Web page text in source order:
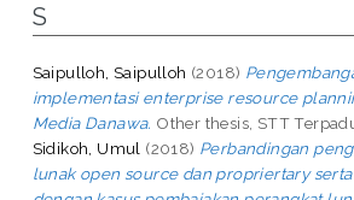
S
Saipulloh, Saipulloh (2018)
implementasi enterprise resource
Media Danawa. Other thesis, STT
Sidikoh, Umul (2018) Perbandingan
lunak open source dan propriertary